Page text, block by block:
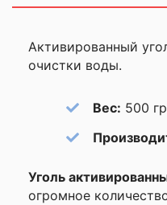
Активированный
очистки воды.
Вес: 500
Уголь
огромное
Оставить
отзыв
Ваша
имя